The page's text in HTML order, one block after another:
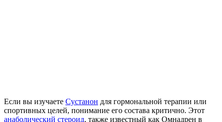
Если вы изучаете Сустанон для гормональной терапии или
спортивных целей, понимание его состава критично. Этот
анаболический стероид, также известный как Омнадрен в